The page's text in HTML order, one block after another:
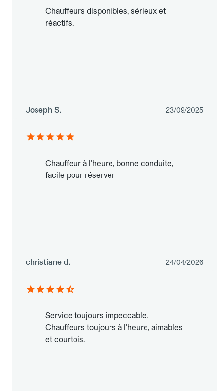
Chauffeurs disponibles, sérieux et
réactifs.
Joseph S. 23/09/2025
Chauffeur à l'heure, bonne conduite,
facile pour réserver
christiane d. 24/04/2026
Service toujours impeccable.
Chauffeurs toujours à l'heure, aimables
et courtois.